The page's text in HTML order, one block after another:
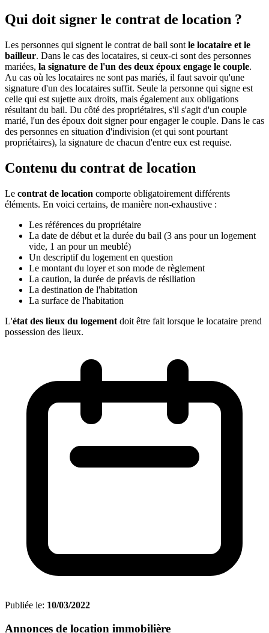
Qui doit signer le contrat de location ?
Les personnes qui signent le contrat de bail sont le locataire et le
bailleur. Dans le cas des locataires, si ceux-ci sont des personnes
mariées, la signature de l'un des deux époux engage le couple.
Au cas où les locataires ne sont pas mariés, il faut savoir qu'une
signature d'un des locataires suffit. Seule la personne qui signe est
celle qui est sujette aux droits, mais également aux obligations
résultant du bail. Du côté des propriétaires, s'il s'agit d'un couple
marié, l'un des époux doit signer pour engager le couple. Dans le cas
des personnes en situation d'indivision (et qui sont pourtant
propriétaires), la signature de chacun d'entre eux est requise.
Contenu du contrat de location
Le contrat de location comporte obligatoirement différents
éléments. En voici certains, de manière non-exhaustive :
Les références du propriétaire
La date de début et la durée du bail (3 ans pour un logement
vide, 1 an pour un meublé)
Un descriptif du logement en question
Le montant du loyer et son mode de règlement
La caution, la durée de préavis de résiliation
La destination de l'habitation
La surface de l'habitation
L'état des lieux du logement doit être fait lorsque le locataire prend
possession des lieux.
Publiée le: 10/03/2022
Annonces de location immobilière